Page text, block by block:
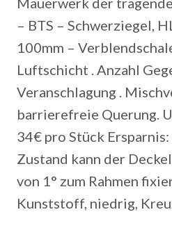
– BTS – Schwerziegel,
100mm –
Luftschicht . Anzahl
Veranschlagung .
barrierefreie Querung.
34€ pro Stück
Zustand kann der
von 1° zum Rahmen
Kunststoff, niedrig,